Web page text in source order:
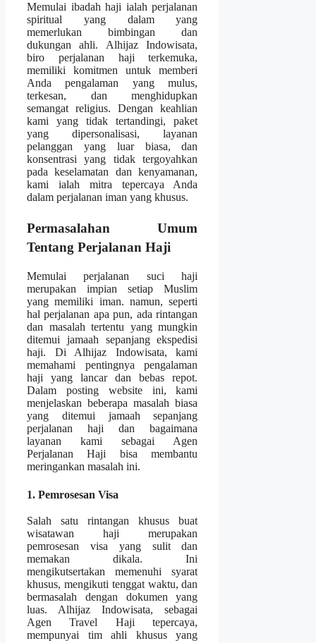
Memulai ibadah haji ialah perjalanan
spiritual yang dalam yang
memerlukan bimbingan dan
dukungan ahli. Alhijaz Indowisata,
biro perjalanan haji terkemuka,
memiliki komitmen untuk memberi
Anda pengalaman yang mulus,
terkesan, dan menghidupkan
semangat religius. Dengan keahlian
kami yang tidak tertandingi, paket
yang dipersonalisasi, layanan
pelanggan yang luar biasa, dan
konsentrasi yang tidak tergoyahkan
pada keselamatan dan kenyamanan,
kami ialah mitra tepercaya Anda
dalam perjalanan iman yang khusus.
Permasalahan Umum
Tentang Perjalanan Haji
Memulai perjalanan suci haji
merupakan impian setiap Muslim
yang memiliki iman. namun, seperti
hal perjalanan apa pun, ada rintangan
dan masalah tertentu yang mungkin
ditemui jamaah sepanjang ekspedisi
haji. Di Alhijaz Indowisata, kami
memahami pentingnya pengalaman
haji yang lancar dan bebas repot.
Dalam posting website ini, kami
menjelaskan beberapa masalah biasa
yang ditemui jamaah sepanjang
perjalanan haji dan bagaimana
layanan kami sebagai Agen
Perjalanan Haji bisa membantu
meringankan masalah ini.
1. Pemrosesan Visa
Salah satu rintangan khusus buat
wisatawan haji merupakan
pemrosesan visa yang sulit dan
memakan dikala. Ini
mengikutsertakan memenuhi syarat
khusus, mengikuti tenggat waktu, dan
bermasalah dengan dokumen yang
luas. Alhijaz Indowisata, sebagai
Agen Travel Haji tepercaya,
mempunyai tim ahli khusus yang